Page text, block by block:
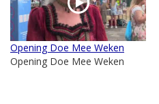
Opening Doe Mee Weken
Opening Doe Mee Weken